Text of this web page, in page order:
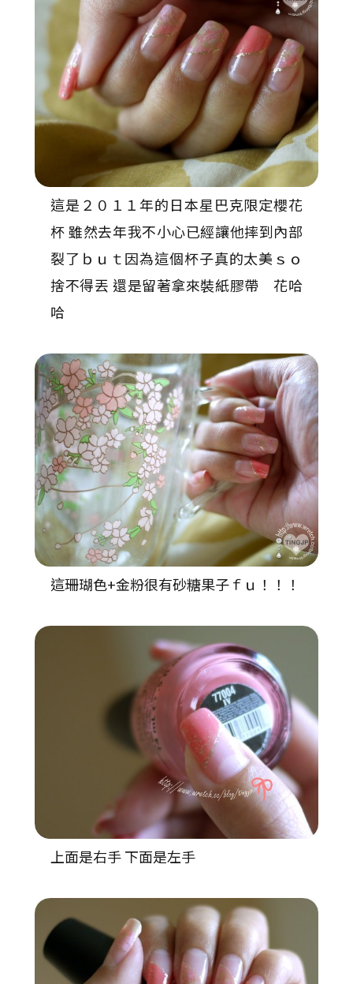
這是２０１１年的日本星巴克限定櫻花
杯 雖然去年我不小心已經讓他摔到內部
裂了ｂｕｔ因為這個杯子真的太美ｓｏ
捨不得丟 還是留著拿來裝紙膠帶 花哈
哈
這珊瑚色+金粉很有砂糖果子ｆｕ！！！
上面是右手 下面是左手